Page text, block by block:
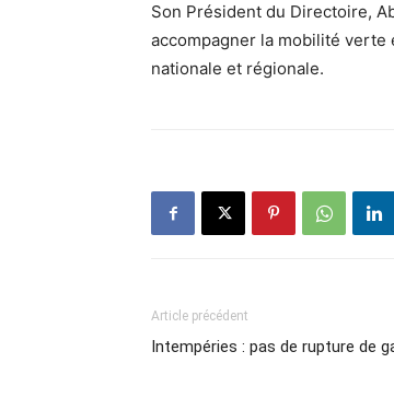
Son Président du Directoire,
accompagner la mobilité verte
nationale et régionale.
Article précédent
Intempéries : pas de rupture de